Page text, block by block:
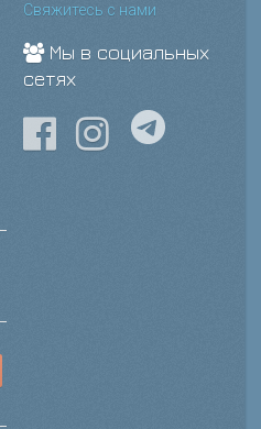
Свяжитесь с нами
Мы в социальных
сетях